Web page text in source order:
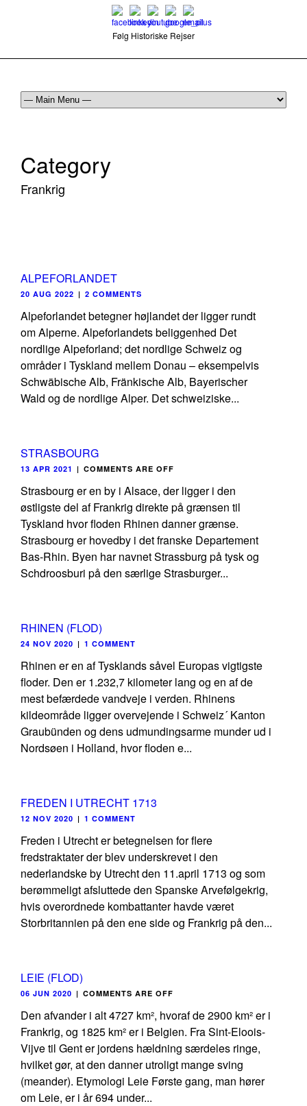
Følg Historiske Rejser
Category
Frankrig
ALPEFORLANDET
20 AUG 2022 | 2 COMMENTS
Alpeforlandet betegner højlandet der ligger rundt
om Alperne. Alpeforlandets beliggenhed Det
nordlige Alpeforland; det nordlige Schweiz og
områder i Tyskland mellem Donau – eksempelvis
Schwäbische Alb, Fränkische Alb, Bayerischer
Wald og de nordlige Alper. Det schweiziske...
STRASBOURG
13 APR 2021 | COMMENTS ARE OFF
Strasbourg er en by i Alsace, der ligger i den
østligste del af Frankrig direkte på grænsen til
Tyskland hvor floden Rhinen danner grænse.
Strasbourg er hovedby i det franske Departement
Bas-Rhin. Byen har navnet Strassburg på tysk og
Schdroosburi på den særlige Strasburger...
RHINEN (FLOD)
24 NOV 2020 | 1 COMMENT
Rhinen er en af Tysklands såvel Europas vigtigste
floder. Den er 1.232,7 kilometer lang og en af de
mest befærdede vandveje i verden. Rhinens
kildeområde ligger overvejende i Schweiz´ Kanton
Graubünden og dens udmundingsarme munder ud i
Nordsøen i Holland, hvor floden e...
FREDEN I UTRECHT 1713
12 NOV 2020 | 1 COMMENT
Freden i Utrecht er betegnelsen for flere
fredstraktater der blev underskrevet i den
nederlandske by Utrecht den 11.april 1713 og som
berømmeligt afsluttede den Spanske Arvefølgekrig,
hvis overordnede kombattanter havde været
Storbritannien på den ene side og Frankrig på den...
LEIE (FLOD)
06 JUN 2020 | COMMENTS ARE OFF
Den afvander i alt 4727 km², hvoraf de 2900 km² er i
Frankrig, og 1825 km² er i Belgien. Fra Sint-Eloois-
Vijve til Gent er jordens hældning særdeles ringe,
hvilket gør, at den danner utroligt mange sving
(meander). Etymologi Leie Første gang, man hører
om Leie, er i år 694 under...